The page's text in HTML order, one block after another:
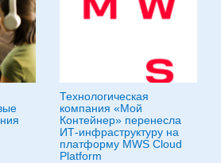
Технологическая
компания «Мой
Контейнер» перенесла
ИТ-инфраструктуру на
платформу MWS Cloud
Platform